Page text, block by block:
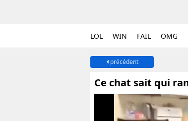
LOL WIN FAIL OMG
précédent
Ce chat sait qui